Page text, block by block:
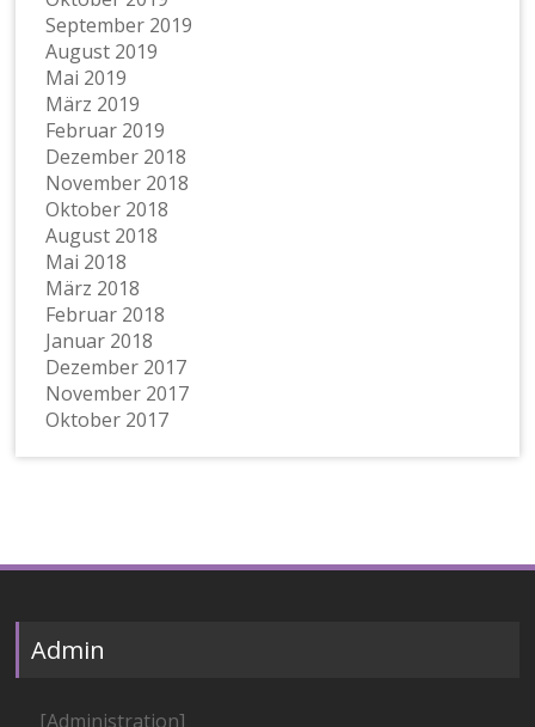
September 2019
August 2019
Mai 2019
März 2019
Februar 2019
Dezember 2018
November 2018
Oktober 2018
August 2018
Mai 2018
März 2018
Februar 2018
Januar 2018
Dezember 2017
November 2017
Oktober 2017
Admin
[Administration]